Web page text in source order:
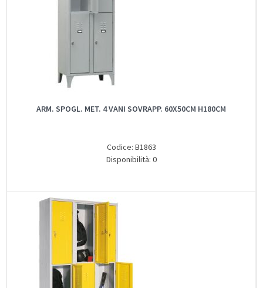
ARM. SPOGL. MET. 4 VANI SOVRAPP. 60X50CM H180CM
Codice: B1863
Disponibilità: 0